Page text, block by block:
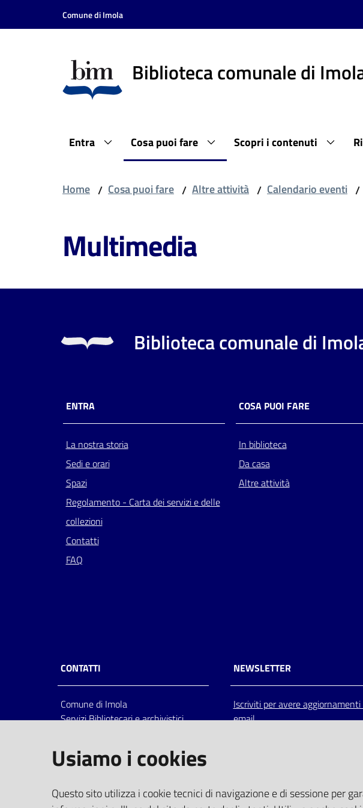
Vai al contenuto
Vai alla navigazione
Comune di Imola
Biblioteca comunale di
Entra Cosa puoi fare Scopri i contenuti
Home / Cosa puoi fare / Altre attività / Calendario eventi /
Multimedia
Biblioteca comunale di
ENTRA
La nostra storia
Sedi e orari
Spazi
Regolamento - Carta dei servizi e delle
collezioni
Contatti
FAQ
COSA PUOI FARE
In biblioteca
Da casa
Altre attività
CONTATTI
Comune di Imola
Servizi Bibliotecari e archivistici
Italia
centralino: tel 0542.6026.36 fax
bim@comune.imola.bo.it
PEC
NEWSLETTER
Iscriviti per avere aggiornamenti
email
Usiamo i cookies
Questo sito utilizza i cookie tecnici di navigazione e di sessione per